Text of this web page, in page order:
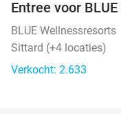
Entree voor
BLUE Wellnessresorts
Sittard (+4 locaties)
Verkocht: 2.633